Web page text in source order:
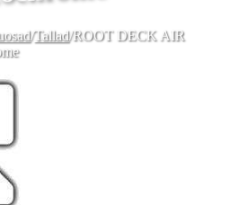
/Tallad/ROOT DECK AIR